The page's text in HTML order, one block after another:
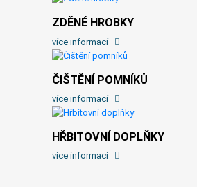
ZDĚNÉ HROBKY
více informací
ČIŠTĚNÍ POMNÍKŮ
více informací
HŘBITOVNÍ DOPLŇKY
více informací